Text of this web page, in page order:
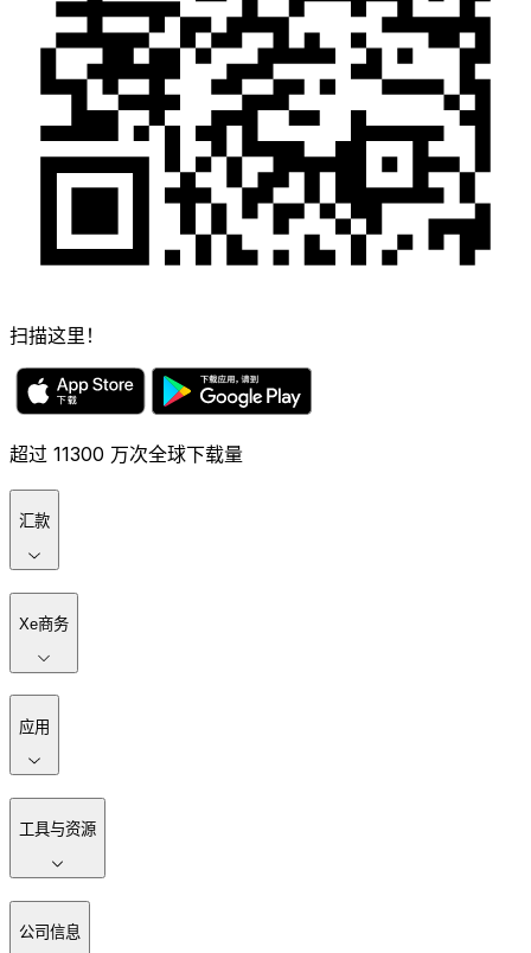
扫描这里！
超过 11300 万次全球下载量
汇款
Xe商务
应用
工具与资源
公司信息